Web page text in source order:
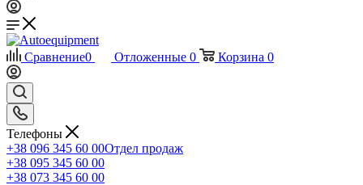
Сравнение0 Отложенные 0 Корзина 0
Телефоны
+38 096 345 60 00Отдел продаж
+38 095 345 60 00
+38 073 345 60 00